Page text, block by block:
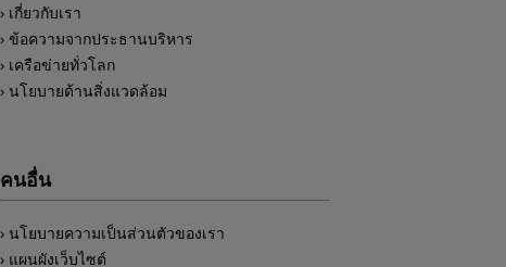
เกี่ยวกับเรา
ข้อความจากประธานบริหาร
เครือข่ายทั่วโลก
นโยบายด้านสิ่งแวดล้อม
คนอื่น
นโยบายความเป็นส่วนตัวของเรา
แผนผังเว็บไซต์